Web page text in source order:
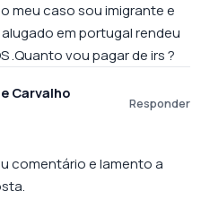
meu caso sou imigrante e
em portugal rendeu
.Quanto vou pagar de irs ?
Carvalho
Responder
comentário e lamento a